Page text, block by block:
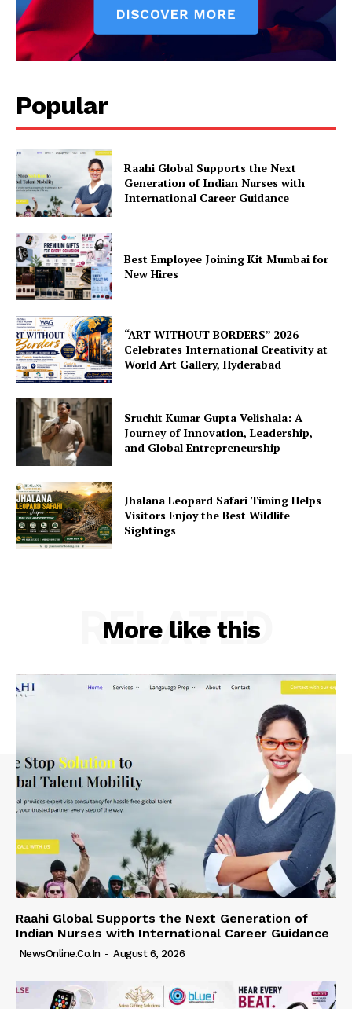
Popular
Raahi Global Supports the Next
Generation of Indian Nurses with
International Career Guidance
Best Employee Joining Kit Mumbai for
New Hires
“ART WITHOUT BORDERS” 2026
Celebrates International Creativity at
World Art Gallery, Hyderabad
Sruchit Kumar Gupta Velishala: A
Journey of Innovation, Leadership,
and Global Entrepreneurship
Jhalana Leopard Safari Timing Helps
Visitors Enjoy the Best Wildlife
Sightings
More like this
RELATED
Raahi Global Supports the Next Generation of
Indian Nurses with International Career Guidance
NewsOnline.co.in - August 6, 2026